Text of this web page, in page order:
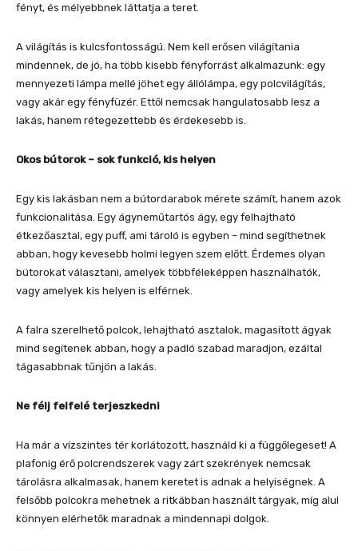
fényt, és mélyebbnek láttatja a teret.
A világítás is kulcsfontosságú. Nem kell erősen világítania
mindennek, de jó, ha több kisebb fényforrást alkalmazunk: egy
mennyezeti lámpa mellé jöhet egy állólámpa, egy polcvilágítás,
vagy akár egy fényfüzér. Ettől nemcsak hangulatosabb lesz a
lakás, hanem rétegezettebb és érdekesebb is.
Okos bútorok – sok funkció, kis helyen
Egy kis lakásban nem a bútordarabok mérete számít, hanem azok
funkcionalitása. Egy ágyneműtartós ágy, egy felhajtható
étkezőasztal, egy puff, ami tároló is egyben – mind segíthetnek
abban, hogy kevesebb holmi legyen szem előtt. Érdemes olyan
bútorokat választani, amelyek többféleképpen használhatók,
vagy amelyek kis helyen is elférnek.
A falra szerelhető polcok, lehajtható asztalok, magasított ágyak
mind segítenek abban, hogy a padló szabad maradjon, ezáltal
tágasabbnak tűnjön a lakás.
Ne félj felfelé terjeszkedni
Ha már a vízszintes tér korlátozott, használd ki a függőlegeset! A
plafonig érő polcrendszerek vagy zárt szekrények nemcsak
tárolásra alkalmasak, hanem keretet is adnak a helyiségnek. A
felsőbb polcokra mehetnek a ritkábban használt tárgyak, míg alul
könnyen elérhetők maradnak a mindennapi dolgok.